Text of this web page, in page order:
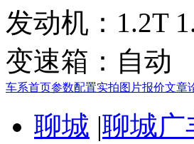
发动机： 1.2T
变速箱： 自动
车系首页参数配置实拍图片报价文章
聊城 |聊城广